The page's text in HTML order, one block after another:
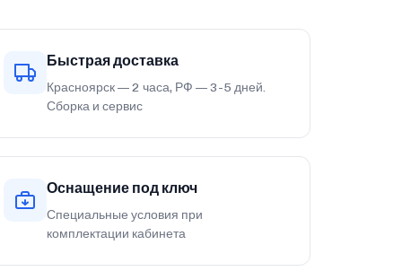
Быстрая доставка
Красноярск — 2 часа, РФ — 3-5 дней.
Сборка и сервис
Оснащение под ключ
Специальные условия при
комплектации кабинета